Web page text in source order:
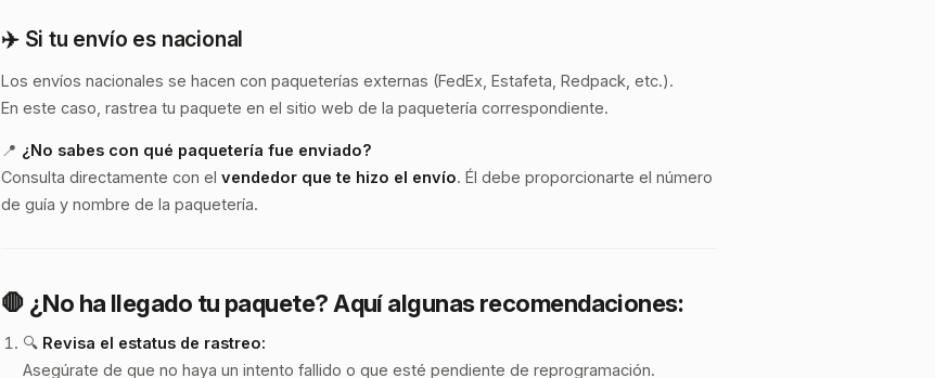
✈️ Si tu envío es nacional
Los envíos nacionales se hacen con paqueterías externas (FedEx, Estafeta, Redpack, etc.).
En este caso, rastrea tu paquete en el sitio web de la paquetería correspondiente.
📍 ¿No sabes con qué paquetería fue enviado?
Consulta directamente con el vendedor que te hizo el envío. Él debe proporcionarte el número
de guía y nombre de la paquetería.
🛑 ¿No ha llegado tu paquete? Aquí algunas recomendaciones:
🔍 Revisa el estatus de rastreo:
Asegúrate de que no haya un intento fallido o que esté pendiente de reprogramación.